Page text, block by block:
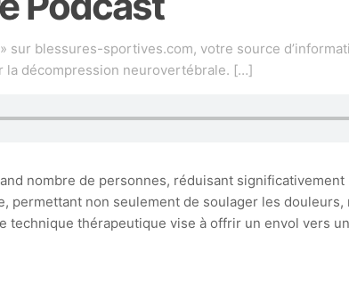
blessures-sportives.com, votre source
décompression neurovertébrale. […]
nombre de personnes, réduisant
non seulement de soulager les douleurs,
thérapeutique vise à offrir un envol vers